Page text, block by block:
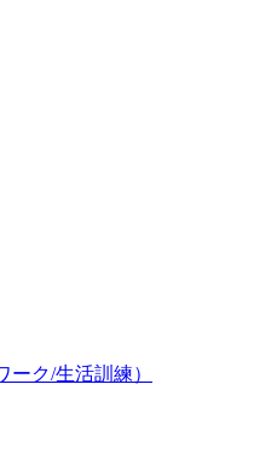
ーク/生活訓練）